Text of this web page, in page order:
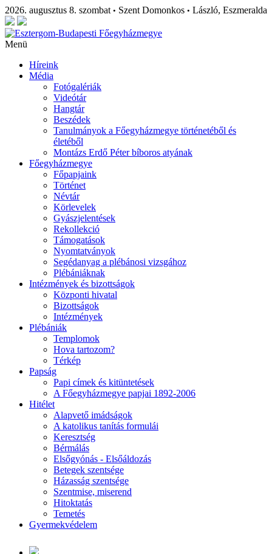
2026. augusztus 8. szombat • Szent Domonkos • László, Eszmeralda
Menü
Híreink
Média
Fotógalériák
Videótár
Hangtár
Beszédek
Tanulmányok a Főegyházmegye történetéből és
életéből
Montázs Erdő Péter bíboros atyának
Főegyházmegye
Főpapjaink
Történet
Névtár
Körlevelek
Gyászjelentések
Rekollekció
Támogatások
Nyomtatványok
Segédanyag a plébánosi vizsgához
Plébániáknak
Intézmények és bizottságok
Központi hivatal
Bizottságok
Intézmények
Plébániák
Templomok
Hova tartozom?
Térkép
Papság
Papi címek és kitüntetések
A Főegyházmegye papjai 1892-2006
Hitélet
Alapvető imádságok
A katolikus tanítás formulái
Keresztség
Bérmálás
Elsőgyónás - Elsőáldozás
Betegek szentsége
Házasság szentsége
Szentmise, miserend
Hitoktatás
Temetés
Gyermekvédelem